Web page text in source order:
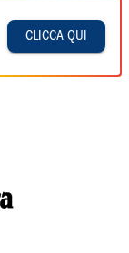
CLICCA QUI